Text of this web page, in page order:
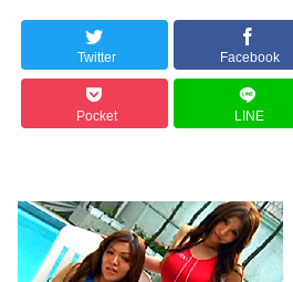
Twitter Facebook
Pocket LINE